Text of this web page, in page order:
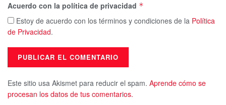
Acuerdo con la política de privacidad *
Estoy de acuerdo con los términos y condiciones de la Política
de Privacidad.
Este sitio usa Akismet para reducir el spam. Aprende cómo se
procesan los datos de tus comentarios.